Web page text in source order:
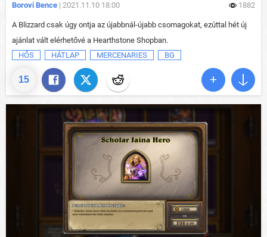
15
Borovi Bence | 2021.11.10 18:00 1882
A Blizzard csak úgy ontja az újabbnál-újabb csomagokat, ezúttal hét új
ajánlat vált elérhetővé a Hearthstone Shopban.
HŐS
HÁTLAP MERCENARIES BG